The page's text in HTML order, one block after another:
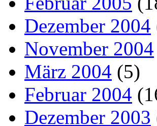
Dezember 2004
November 2004
März 2004 (5)
Februar 2004
Dezember 2003